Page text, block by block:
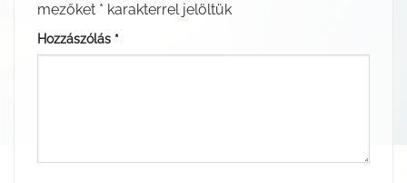
mezőket * karakterrel jelöltük
Hozzászólás *